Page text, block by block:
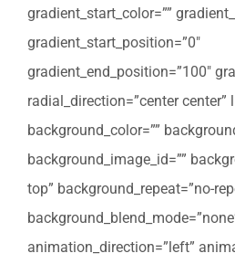
gradient_start_color=””
gradient_start_position=”0″
gradient_end_position=”100″
radial_direction=”center center”
background_color=””
background_image_id=””
top” background_repeat=”no-
animation_direction=”left”